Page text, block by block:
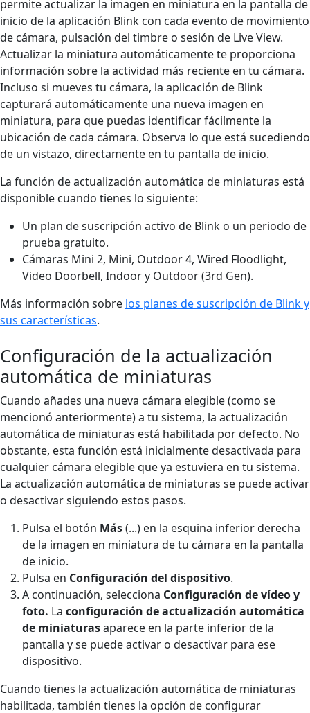
permite actualizar la imagen en miniatura en la pantalla de
inicio de la aplicación Blink con cada evento de movimiento
de cámara, pulsación del timbre o sesión de Live View.
Actualizar la miniatura automáticamente te proporciona
información sobre la actividad más reciente en tu cámara.
Incluso si mueves tu cámara, la aplicación de Blink
capturará automáticamente una nueva imagen en
miniatura, para que puedas identificar fácilmente la
ubicación de cada cámara. Observa lo que está sucediendo
de un vistazo, directamente en tu pantalla de inicio.
La función de actualización automática de miniaturas está
disponible cuando tienes lo siguiente:
Un plan de suscripción activo de Blink o un periodo de
prueba gratuito.
Cámaras Mini 2, Mini, Outdoor 4, Wired Floodlight,
Video Doorbell, Indoor y Outdoor (3rd Gen).
Más información sobre los planes de suscripción de Blink y
sus características.
Configuración de la actualización
automática de miniaturas
Cuando añades una nueva cámara elegible (como se
mencionó anteriormente) a tu sistema, la actualización
automática de miniaturas está habilitada por defecto. No
obstante, esta función está inicialmente desactivada para
cualquier cámara elegible que ya estuviera en tu sistema.
La actualización automática de miniaturas se puede activar
o desactivar siguiendo estos pasos.
Pulsa el botón Más(...) en la esquina inferior derecha
de la imagen en miniatura de tu cámara en la pantalla
de inicio.
Pulsa en Configuración del dispositivo.
A continuación, selecciona Configuración de vídeo y
foto. La configuración de actualización automática
de miniaturasaparece en la parte inferior de la
pantalla y se puede activar o desactivar para ese
dispositivo.
Cuando tienes la actualización automática de miniaturas
habilitada, también tienes la opción de configurar